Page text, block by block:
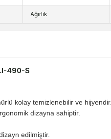
Ağırlık
490-S
kolay temizlenebilir ve hijyendir.
dizayna sahiptir.
edilmiştir.